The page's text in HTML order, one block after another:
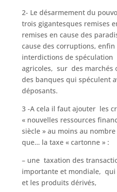
2- Le désarmement du
trois gigantesques remises
remises en cause des
cause des corruptions,
interdictions de spéculation
agricoles, sur des marchés
des banques qui spéculent
déposants.
3 -A cela il faut ajouter les
« nouvelles ressources
siècle » au moins au
que… la taxe « cartonne » :
– une taxation des
importante et mondiale,
et les produits dérivés,